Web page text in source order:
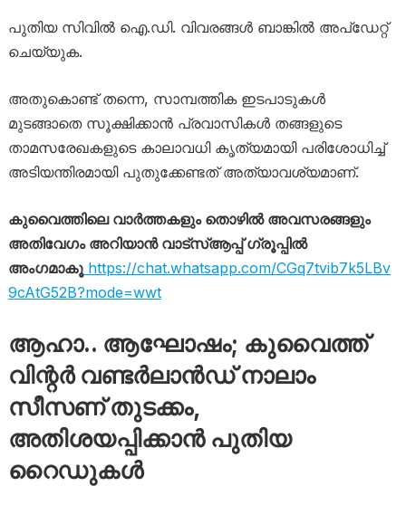
പുതിയ സിവിൽ ഐ.ഡി. വിവരങ്ങൾ ബാങ്കിൽ അപ്‌ഡേറ്റ്
ചെയ്യുക.
അതുകൊണ്ട് തന്നെ, സാമ്പത്തിക ഇടപാടുകൾ
മുടങ്ങാതെ സൂക്ഷിക്കാൻ പ്രവാസികൾ തങ്ങളുടെ
താമസരേഖകളുടെ കാലാവധി കൃത്യമായി പരിശോധിച്ച്
അടിയന്തിരമായി പുതുക്കേണ്ടത് അത്യാവശ്യമാണ്.
കുവൈത്തിലെ വാർത്തകളും തൊഴിൽ അവസരങ്ങളും
അതിവേഗം അറിയാൻ വാട്സ്ആപ്പ് ഗ്രൂപ്പിൽ
അംഗമാകൂhttps://chat.whatsapp.com/CGq7tvib7k5LBv
9cAtG52B?mode=wwt
ആഹാ.. ആഘോഷം; കുവൈത്ത്
വിന്റർ വണ്ടർലാൻഡ് നാലാം
സീസണ് തുടക്കം,
അതിശയപ്പിക്കാൻ പുതിയ
റൈഡുകൾ